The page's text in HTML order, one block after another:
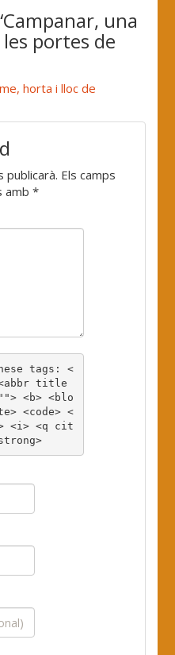
Campanar, una
portes de
horta i lloc de
publicarà. Els camps
amb*
tags: <
title
<b> <blo
<code> <
<i> <q cit